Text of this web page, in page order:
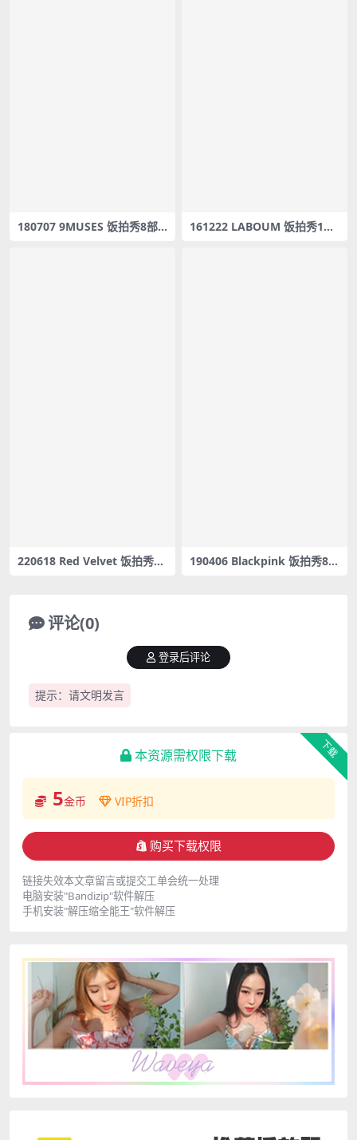
180707 9MUSES 饭拍秀8部f
161222 LABOUM 饭拍秀1部f
220618 Red Velvet 饭拍秀23
190406 Blackpink 饭拍秀8部
评论(0)
提示：请文明发言
登录后评论
下载
本资源需权限下载
5金币 VIP折扣
购买下载权限
链接失效本文章留言或提交工单会统一处理
电脑安装"Bandizip"软件解压
手机安装"解压缩全能王"软件解压